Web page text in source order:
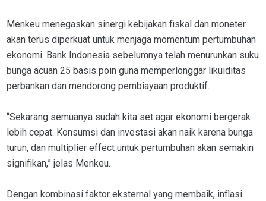
Menkeu menegaskan sinergi kebijakan fiskal dan moneter
akan terus diperkuat untuk menjaga momentum pertumbuhan
ekonomi. Bank Indonesia sebelumnya telah menurunkan suku
bunga acuan 25 basis poin guna memperlonggar likuiditas
perbankan dan mendorong pembiayaan produktif.
“Sekarang semuanya sudah kita set agar ekonomi bergerak
lebih cepat. Konsumsi dan investasi akan naik karena bunga
turun, dan multiplier effect untuk pertumbuhan akan semakin
signifikan,” jelas Menkeu.
Dengan kombinasi faktor eksternal yang membaik, inflasi